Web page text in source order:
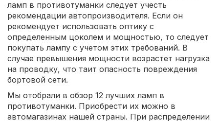
ламп в противотуманки следует учесть
рекомендации автопроизводителя. Если он
рекомендует использовать оптику с
определенным цоколем и мощностью, то следует
покупать лампу с учетом этих требований. В
случае превышения мощности возрастет нагрузка
на проводку, что таит опасность повреждения
бортовой сети.
Мы отобрали в обзор 12 лучших ламп в
противотуманки. Приобрести их можно в
автомагазинах нашей страны. При распределении